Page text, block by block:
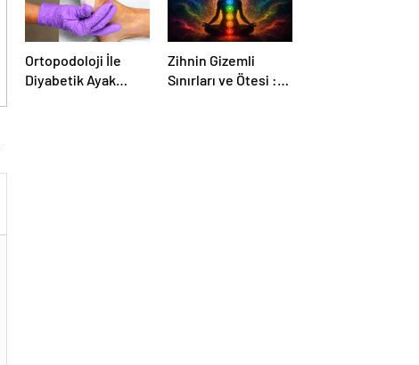
Ortopodoloji İle
Diyabetik Ayak
Zihnin Gizemli
Sınırları ve Ötesi :